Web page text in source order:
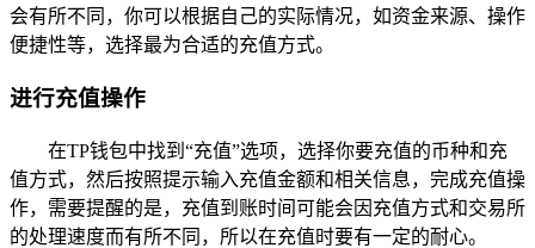
会有所不同，你可以根据自己的实际情况，如资金来源、操作
便捷性等，选择最为合适的充值方式。
进行充值操作
在TP钱包中找到“充值”选项，选择你要充值的币种和充
值方式，然后按照提示输入充值金额和相关信息，完成充值操
作，需要提醒的是，充值到账时间可能会因充值方式和交易所
的处理速度而有所不同，所以在充值时要有一定的耐心。